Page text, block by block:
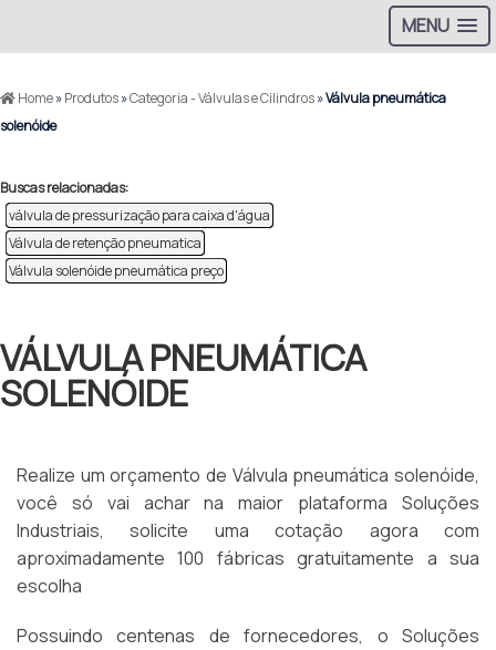
MENU
Home»Produtos»Categoria - Válvulas e Cilindros»Válvula pneumática
solenóide
Buscas relacionadas:
válvula de pressurização para caixa d'água
Válvula de retenção pneumatica
Válvula solenóide pneumática preço
VÁLVULA PNEUMÁTICA
SOLENÓIDE
Realize um orçamento de Válvula pneumática solenóide,
você só vai achar na maior plataforma Soluções
Industriais, solicite uma cotação agora com
aproximadamente 100 fábricas gratuitamente a sua
escolha
Possuindo centenas de fornecedores, o Soluções